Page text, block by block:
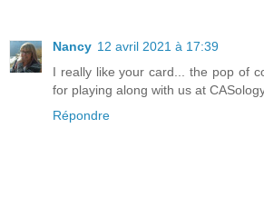
Nancy 12 avril 2021 à 17:39
I really like your card... the pop of
for playing along with us at
Répondre